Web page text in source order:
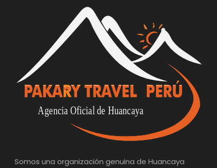
Somos una organización genuina de Huancaya